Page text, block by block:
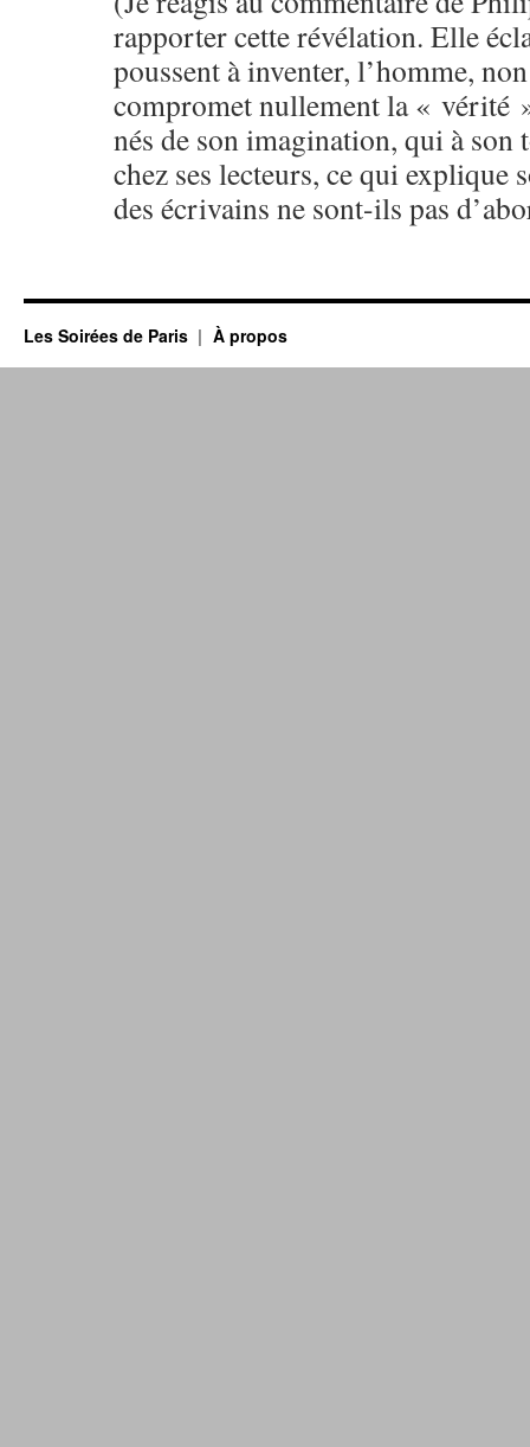
rapporter cette révélation. Elle
poussent à inventer, l’homme,
compromet nullement la « vérité
nés de son imagination, qui à son
chez ses lecteurs, ce qui explique
des écrivains ne sont-ils pas
Les Soirées de Paris À propos